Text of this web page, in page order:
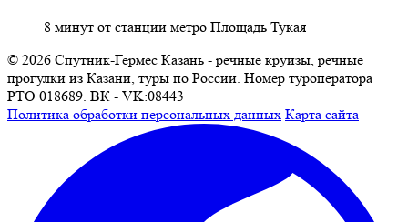
8 минут от станции метро Площадь Тукая
© 2026 Спутник-Гермес Казань - речные круизы, речные
прогулки из Казани, туры по России. Номер туроператора
РТО 018689. ВК - VK:08443
Политика обработки персональных данных Карта сайта